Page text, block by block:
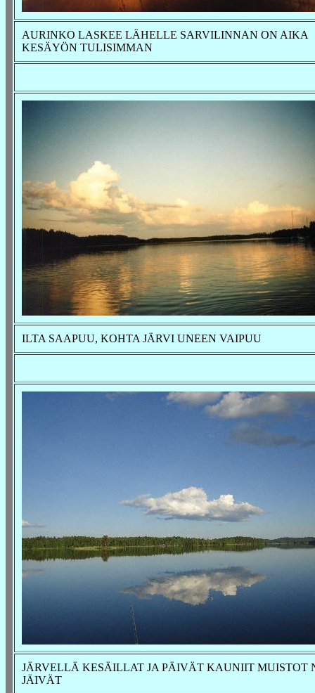
AURINKO LASKEE LÄHELLE SARVILINNAN ON AIKA
KESÄYÖN TULISIMMAN
ILTA SAAPUU, KOHTA JÄRVI UNEEN VAIPUU
JÄRVELLÄ KESÄILLAT JA PÄIVÄT KAUNIIT MUISTOT
JÄIVÄT